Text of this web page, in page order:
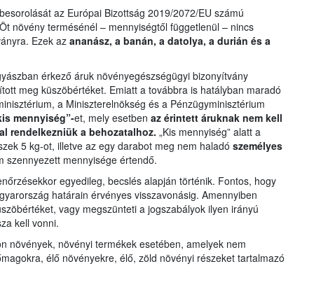
az Európai Bizottság 2019/2072/EU számú
növény termésénél – mennyiségtől függetlenül – nincs
Ezek az ananász, a banán, a datolya, a durián és a
érkező áruk növényegészségügyi bizonyítvány
meg küszöbértéket. Emiatt a továbbra is hatályban maradó
a Miniszterelnökség és a Pénzügyminisztérium
mennyiség”-et, mely esetben az érintett áruknak nem kell
rendelkezniük a behozatalhoz. „Kis mennyiség” alatt a
5 kg-ot, illetve az egy darabot meg nem haladó személyes
mennyisége értendő.
egyedileg, becslés alapján történik. Fontos, hogy
határain érvényes visszavonásig. Amennyiben
vagy megszünteti a jogszabályok ilyen irányú
kell vonni.
növények, növényi termékek esetében, amelyek nem
élő növényekre, élő, zöld növényi részeket tartalmazó